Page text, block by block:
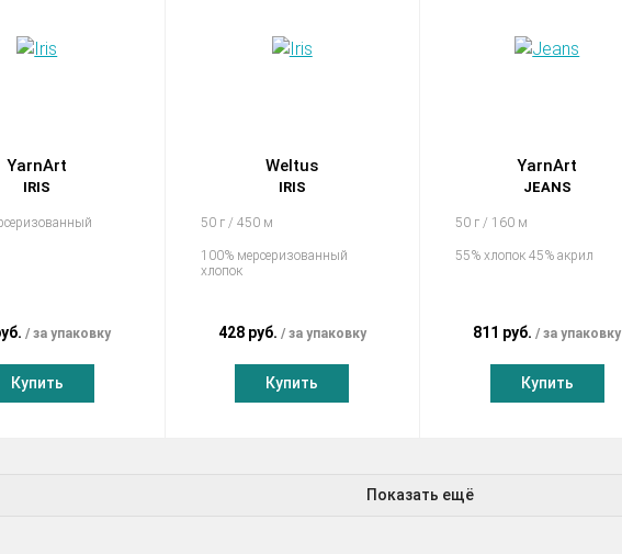
YarnArt
IRIS
за упаковку
Купить
Weltus
IRIS
50 г / 450 м
100% мерсеризованный
хлопок
428 руб. за упаковку
Купить
YarnArt
JEANS
50 г / 160 м
55% хлопок 45% акрил
811 руб. за упаковку
Купить
Показать ещё